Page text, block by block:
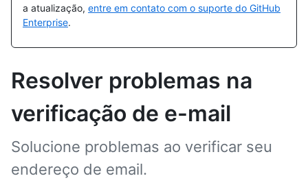
a atualização, entre em contato com o suporte do GitHub
Enterprise.
Resolver problemas na
verificação de e-mail
Solucione problemas ao verificar seu
endereço de email.